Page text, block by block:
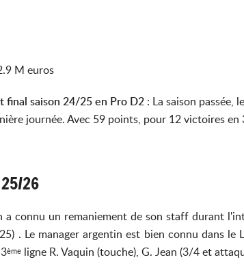
M euros
final saison 24/25 en Pro D2 : La saison passée,
journée. Avec 59 points, pour 12 victoires
26
a connu un remaniement de son staff durant
. Le manager argentin est bien connu dans
ème ligne R. Vaquin (touche), G. Jean (3/4 et